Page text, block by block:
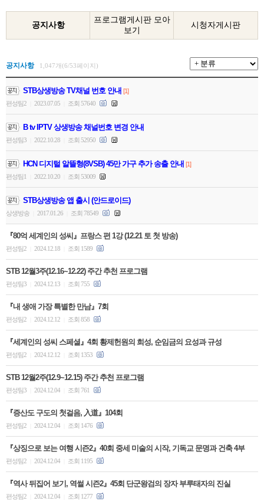
공지사항
프로그램게시판 모아
보기
시청자게시판
공지사항 1,047개(6/53페이지)
STB상생방송 TV채널 번호 안내 [1]
편성팀2
2023.07.05 조회 57640
B tv IPTV 상생방송 채널번호 변경 안내
편성팀3 2022.10.28 조회 52950
HCN 디지털 알뜰형(8VSB) 45만 가구 추가 송출 안내 [1]
편성팀1
2022.10.20 조회 53009
STB상생방송 앱 출시 (안드로이드)
상생방송 2017.01.26 조회 78549
『80억 세계인의 성씨』프랑스 편 1강 (12.21 토 첫 방송)
편성팀2 2024.12.18 조회 1589
STB 12월3주(12.16~12.22) 주간 추천 프로그램
편성팀3 2024.12.13 조회 755
『내 생애 가장 특별한 만남』7회
편성팀2 2024.12.12 조회 858
『세계인의 성씨 스페셜』4회 황제헌원의 희성, 순임금의 요성과 규성
편성팀2 2024.12.12 조회 1353
STB 12월2주(12.9~12.15) 주간 추천 프로그램
편성팀3 2024.12.04 조회 761
『증산도 구도의 첫걸음, 入道』104회
편성팀2 2024.12.04 조회 1476
『상징으로 보는 여행 시즌2』40회 중세 미술의 시작, 기독교 문명과 건축 4부
편성팀2 2024.12.04 조회 1195
『역사 뒤집어 보기, 역썰 시즌2』45회 단군왕검의 장자 부루태자의 진실
편성팀2 2024.12.04 조회 1277